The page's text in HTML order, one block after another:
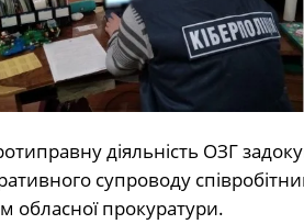
діяльність ОЗГ
супроводу
обласної прокуратури.